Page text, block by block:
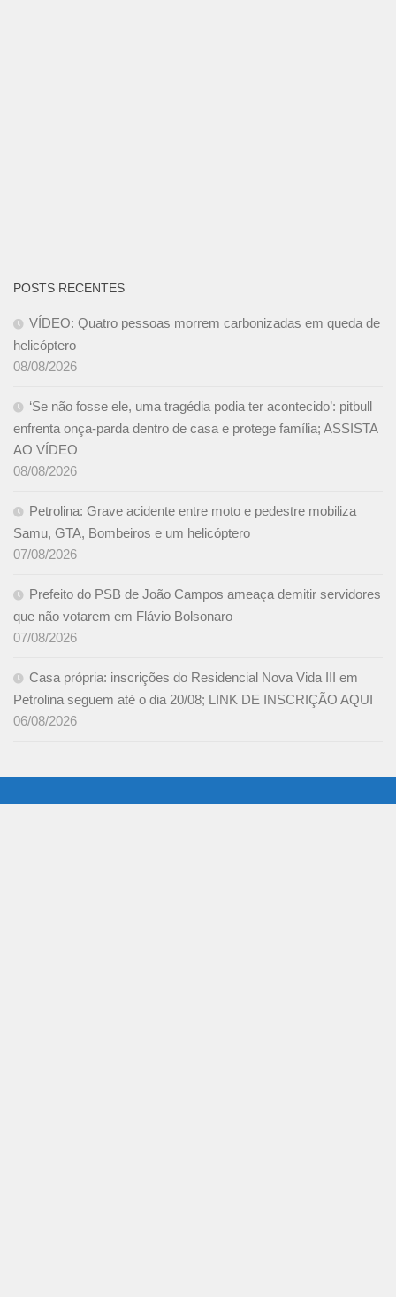
POSTS RECENTES
VÍDEO: Quatro pessoas morrem carbonizadas em queda de
helicóptero
08/08/2026
‘Se não fosse ele, uma tragédia podia ter acontecido’: pitbull
enfrenta onça-parda dentro de casa e protege família; ASSISTA
AO VÍDEO
08/08/2026
Petrolina: Grave acidente entre moto e pedestre mobiliza
Samu, GTA, Bombeiros e um helicóptero
07/08/2026
Prefeito do PSB de João Campos ameaça demitir servidores
que não votarem em Flávio Bolsonaro
07/08/2026
Casa própria: inscrições do Residencial Nova Vida III em
Petrolina seguem até o dia 20/08; LINK DE INSCRIÇÃO AQUI
06/08/2026